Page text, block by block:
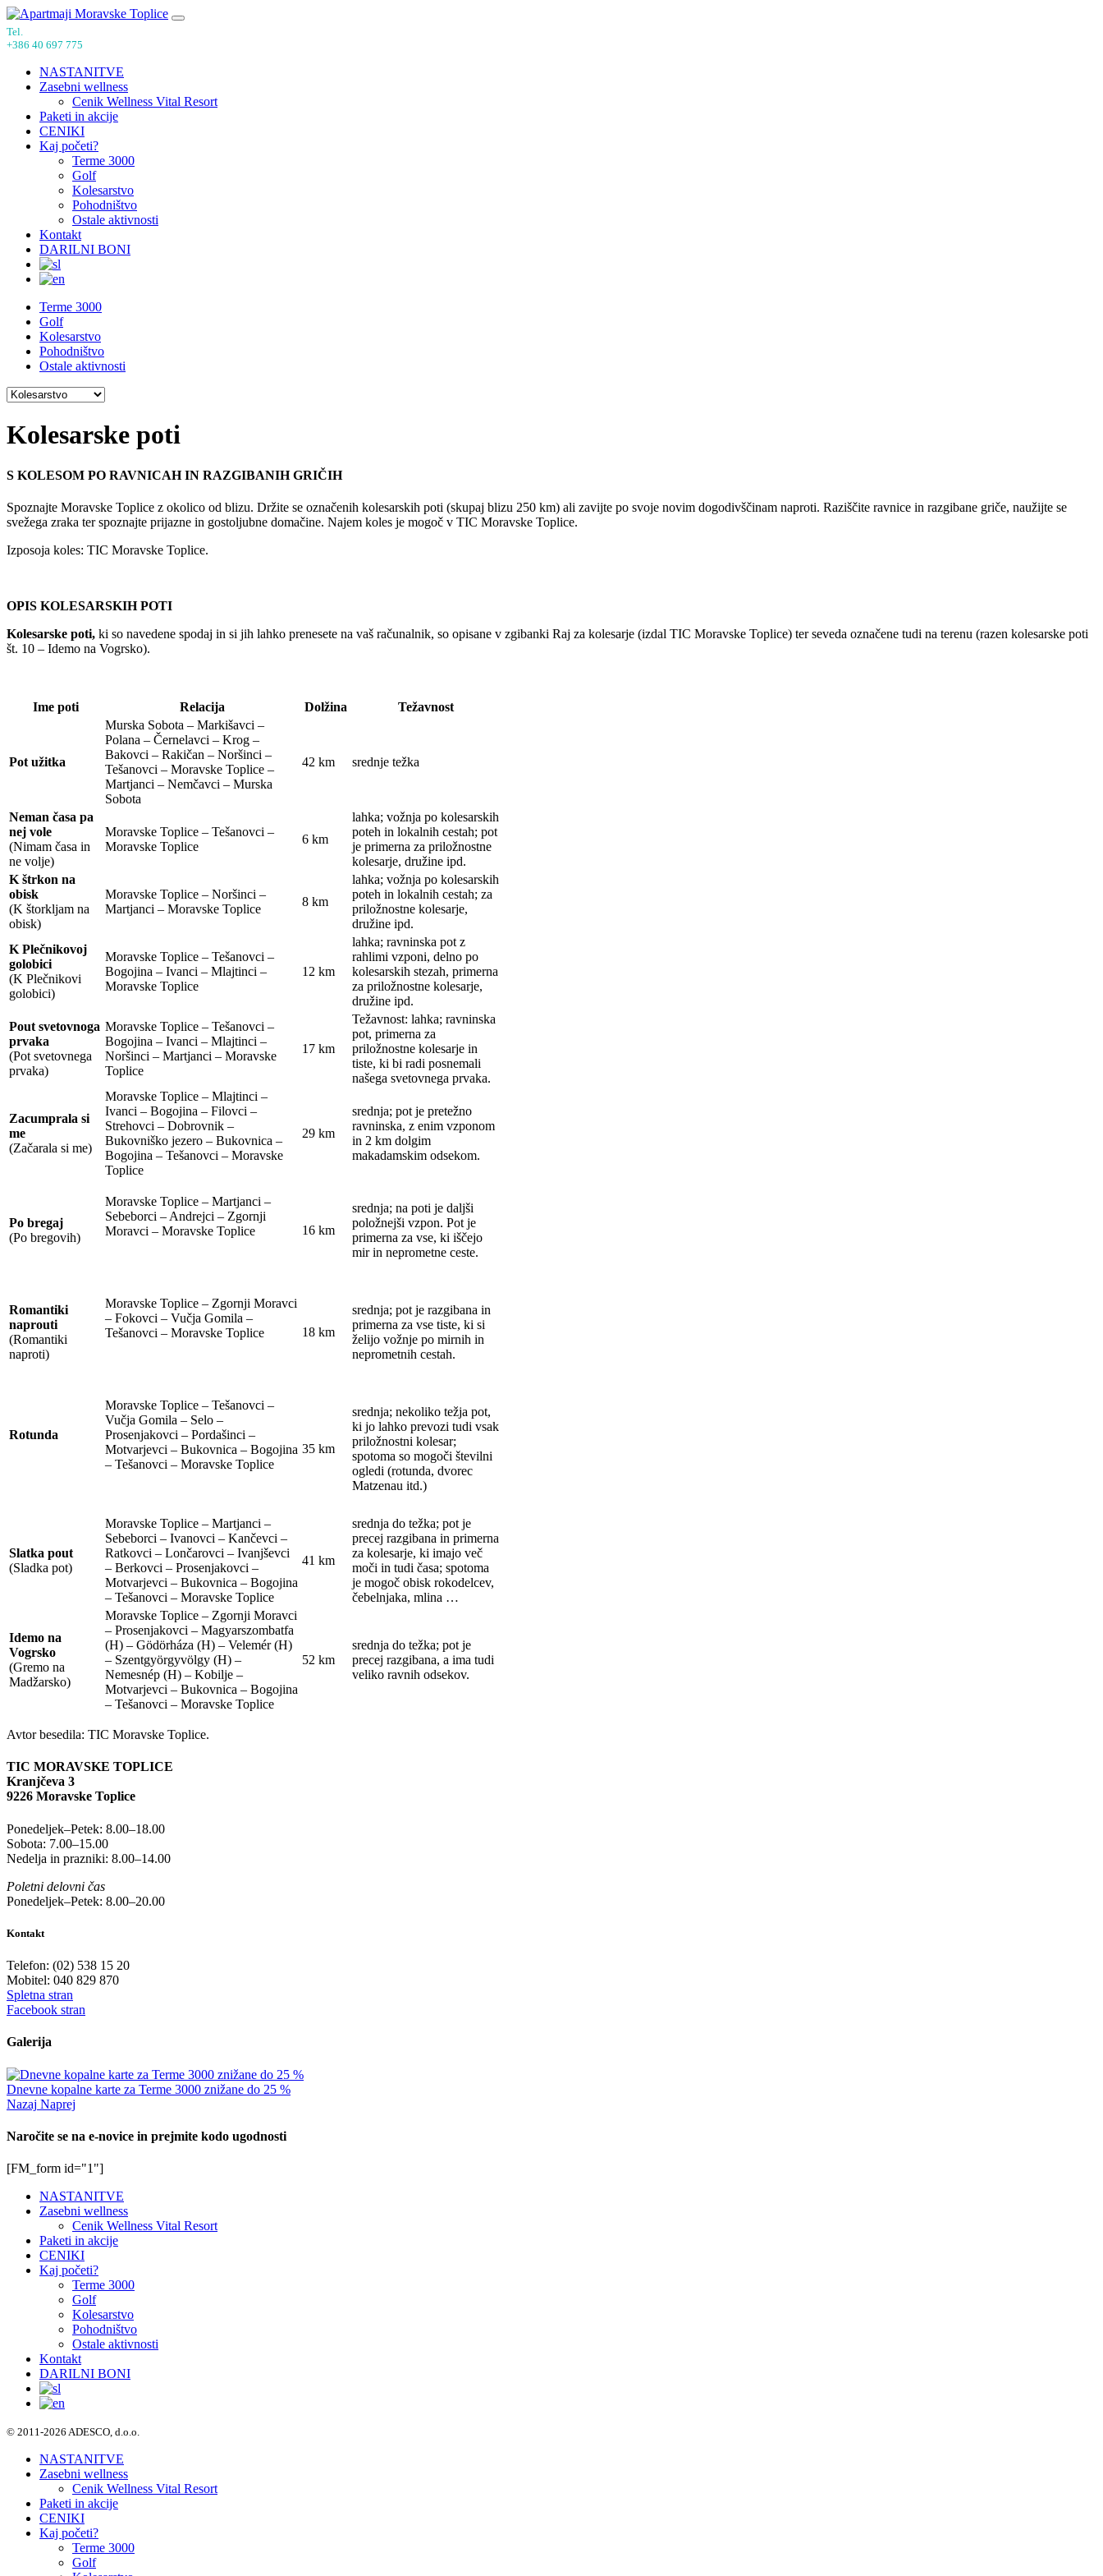
Tel.
+386 40 697 775
NASTANITVE
Zasebni wellness
Cenik Wellness Vital Resort
Paketi in akcije
CENIKI
Kaj početi?
Terme 3000
Golf
Kolesarstvo
Pohodništvo
Ostale aktivnosti
Kontakt
DARILNI BONI
Terme 3000
Golf
Kolesarstvo
Pohodništvo
Ostale aktivnosti
Kolesarske poti
S KOLESOM PO RAVNICAH IN RAZGIBANIH GRIČIH
Spoznajte Moravske Toplice z okolico od blizu. Držite se označenih kolesarskih poti (skupaj blizu 250 km) ali zavijte po svoje novim dogodivščinam naproti. Raziščite ravnice in razgibane griče, naužijte se
svežega zraka ter spoznajte prijazne in gostoljubne domačine. Najem koles je mogoč v TIC Moravske Toplice.
Izposoja koles: TIC Moravske Toplice.
OPIS KOLESARSKIH POTI
Kolesarske poti, ki so navedene spodaj in si jih lahko prenesete na vaš računalnik, so opisane v zgibanki Raj za kolesarje (izdal TIC Moravske Toplice) ter seveda označene tudi na terenu (razen kolesarske poti
št. 10 – Idemo na Vogrsko).
Ime poti Relacija Dolžina Težavnost
Pot užitka
Murska Sobota – Markišavci –
Polana – Černelavci – Krog –
Bakovci – Rakičan – Noršinci –
Tešanovci – Moravske Toplice –
Martjanci – Nemčavci – Murska
Sobota
42 km srednje težka
Neman časa pa
nej vole
(Nimam časa in
ne volje)
Moravske Toplice – Tešanovci –
Moravske Toplice
6 km
lahka; vožnja po kolesarskih
poteh in lokalnih cestah; pot
je primerna za priložnostne
kolesarje, družine ipd.
K štrkon na
obisk
(K štorkljam na
obisk)
Moravske Toplice – Noršinci –
Martjanci – Moravske Toplice
8 km
lahka; vožnja po kolesarskih
poteh in lokalnih cestah; za
priložnostne kolesarje,
družine ipd.
K Plečnikovoj
golobici
(K Plečnikovi
golobici)
Moravske Toplice – Tešanovci –
Bogojina – Ivanci – Mlajtinci –
Moravske Toplice
12 km
lahka; ravninska pot z
rahlimi vzponi, delno po
kolesarskih stezah, primerna
za priložnostne kolesarje,
družine ipd.
Pout svetovnoga
prvaka
(Pot svetovnega
prvaka)
Moravske Toplice – Tešanovci –
Bogojina – Ivanci – Mlajtinci –
Noršinci – Martjanci – Moravske
Toplice
17 km
Težavnost: lahka; ravninska
pot, primerna za
priložnostne kolesarje in
tiste, ki bi radi posnemali
našega svetovnega prvaka.
Zacumprala si
me
(Začarala si me)
Moravske Toplice – Mlajtinci –
Ivanci – Bogojina – Filovci –
Strehovci – Dobrovnik –
Bukovniško jezero – Bukovnica –
Bogojina – Tešanovci – Moravske
Toplice
29 km
srednja; pot je pretežno
ravninska, z enim vzponom
in 2 km dolgim
makadamskim odsekom.
Po bregaj
(Po bregovih)
Moravske Toplice – Martjanci –
Sebeborci – Andrejci – Zgornji
Moravci – Moravske Toplice
16 km
srednja; na poti je daljši
položnejši vzpon. Pot je
primerna za vse, ki iščejo
mir in neprometne ceste.
Romantiki
naprouti
(Romantiki
naproti)
Moravske Toplice – Zgornji Moravci
– Fokovci – Vučja Gomila –
Tešanovci – Moravske Toplice
18 km
srednja; pot je razgibana in
primerna za vse tiste, ki si
želijo vožnje po mirnih in
neprometnih cestah.
Rotunda
Moravske Toplice – Tešanovci –
Vučja Gomila – Selo –
Prosenjakovci – Pordašinci –
Motvarjevci – Bukovnica – Bogojina
– Tešanovci – Moravske Toplice
35 km
srednja; nekoliko težja pot,
ki jo lahko prevozi tudi vsak
priložnostni kolesar;
spotoma so mogoči številni
ogledi (rotunda, dvorec
Matzenau itd.)
Slatka pout
(Sladka pot)
Moravske Toplice – Martjanci –
Sebeborci – Ivanovci – Kančevci –
Ratkovci – Lončarovci – Ivanjševci
– Berkovci – Prosenjakovci –
Motvarjevci – Bukovnica – Bogojina
– Tešanovci – Moravske Toplice
41 km
srednja do težka; pot je
precej razgibana in primerna
za kolesarje, ki imajo več
moči in tudi časa; spotoma
je mogoč obisk rokodelcev,
čebelnjaka, mlina …
Idemo na
Vogrsko
(Gremo na
Madžarsko)
Moravske Toplice – Zgornji Moravci
– Prosenjakovci – Magyarszombatfa
(H) – Gödörháza (H) – Velemér (H)
– Szentgyörgyvölgy (H) –
Nemesnép (H) – Kobilje –
Motvarjevci – Bukovnica – Bogojina
– Tešanovci – Moravske Toplice
52 km
srednja do težka; pot je
precej razgibana, a ima tudi
veliko ravnih odsekov.
Avtor besedila: TIC Moravske Toplice.
TIC MORAVSKE TOPLICE
Kranjčeva 3
9226 Moravske Toplice
Ponedeljek–Petek: 8.00–18.00
Sobota: 7.00–15.00
Nedelja in prazniki: 8.00–14.00
Poletni delovni čas
Ponedeljek–Petek: 8.00–20.00
Kontakt
Telefon: (02) 538 15 20
Mobitel: 040 829 870
Spletna stran
Facebook stran
Galerija
Dnevne kopalne karte za Terme 3000 znižane do 25 %
Nazaj Naprej
Naročite se na e-novice in prejmite kodo ugodnosti
[FM_form id="1"]
NASTANITVE
Zasebni wellness
Cenik Wellness Vital Resort
Paketi in akcije
CENIKI
Kaj početi?
Terme 3000
Golf
Kolesarstvo
Pohodništvo
Ostale aktivnosti
Kontakt
DARILNI BONI
© 2011-2026 ADESCO, d.o.o.
NASTANITVE
Zasebni wellness
Cenik Wellness Vital Resort
Paketi in akcije
CENIKI
Kaj početi?
Terme 3000
Golf